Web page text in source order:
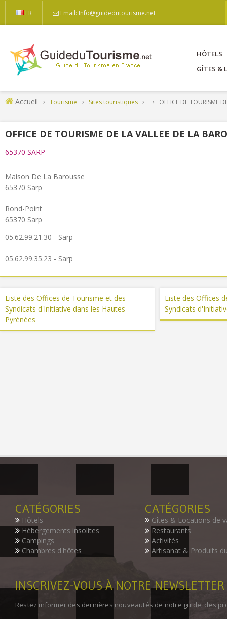
FR Email: Info@guidedutourisme.net
HÔTELS
GÎTES &
Accueil Tourisme Sites touristiques OFFICE DE TOURISME
OFFICE DE TOURISME DE LA VALLEE DE LA
65370 SARP
Maison De La Barousse
65370 Sarp
Rond-Point
65370 Sarp
05.62.99.21.30 - Sarp
05.62.99.35.23 - Sarp
Liste des Offices de Tourisme et des
Syndicats d'Initiative dans les Hautes
Pyrénées
Liste des Offices
Syndicats
CATÉGORIES
Hôtels
Hébergements insolites
Campings
Chambres d'hôtes
CATÉGORIES
Gîtes & Locations de
Restaurants
Activités
Artisanat & Produits
INSCRIVEZ-VOUS À NOTRE NEWSLETTER
Restez informer des dernières nouveautés de notre guide, des